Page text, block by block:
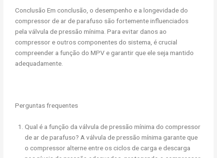
Conclusão Em conclusão, o desempenho e a longevidade do
compressor de ar de parafuso são fortemente influenciados
pela válvula de pressão mínima. Para evitar danos ao
compressor e outros componentes do sistema, é crucial
compreender a função do MPV e garantir que ele seja mantido
adequadamente.
Perguntas frequentes
Qual é a função da válvula de pressão mínima do compressor
de ar de parafuso? A válvula de pressão mínima garante que
o compressor alterne entre os ciclos de carga e descarga